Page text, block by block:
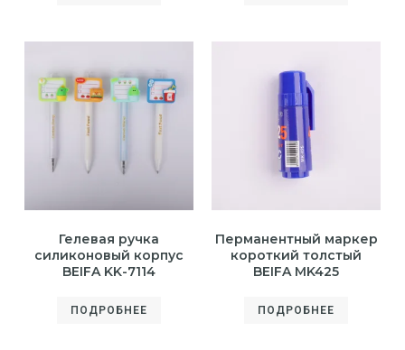
Гелевая ручка
силиконовый корпус
BEIFA KK-7114
ПОДРОБНЕЕ
Перманентный маркер
короткий толстый
BEIFA MK425
ПОДРОБНЕЕ